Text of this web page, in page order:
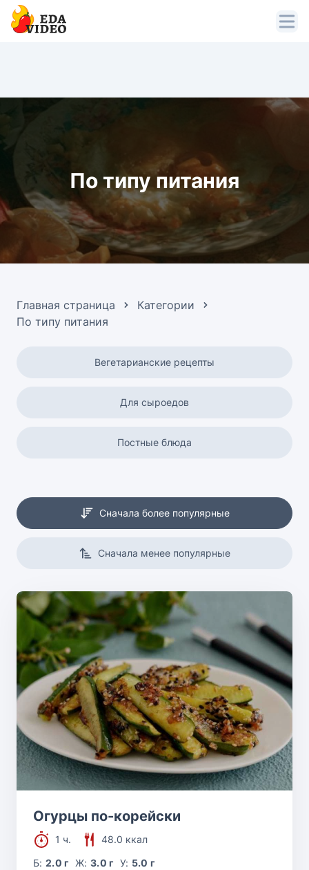
По типу питания
Главная страница
Категории
По типу питания
Вегетарианские рецепты
Для сыроедов
Постные блюда
Сначала более популярные
Сначала менее популярные
Огурцы по-корейски
1 ч.
48.0 ккал
Б:2.0 г Ж: 3.0 г У: 5.0 г